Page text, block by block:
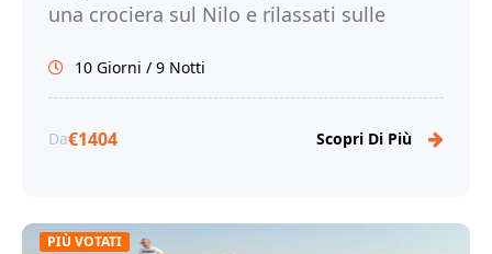
una crociera sul Nilo e rilassati sulle
10 Giorni / 9 Notti
Da€1404 Scopri Di Più
PIÙ VOTATI